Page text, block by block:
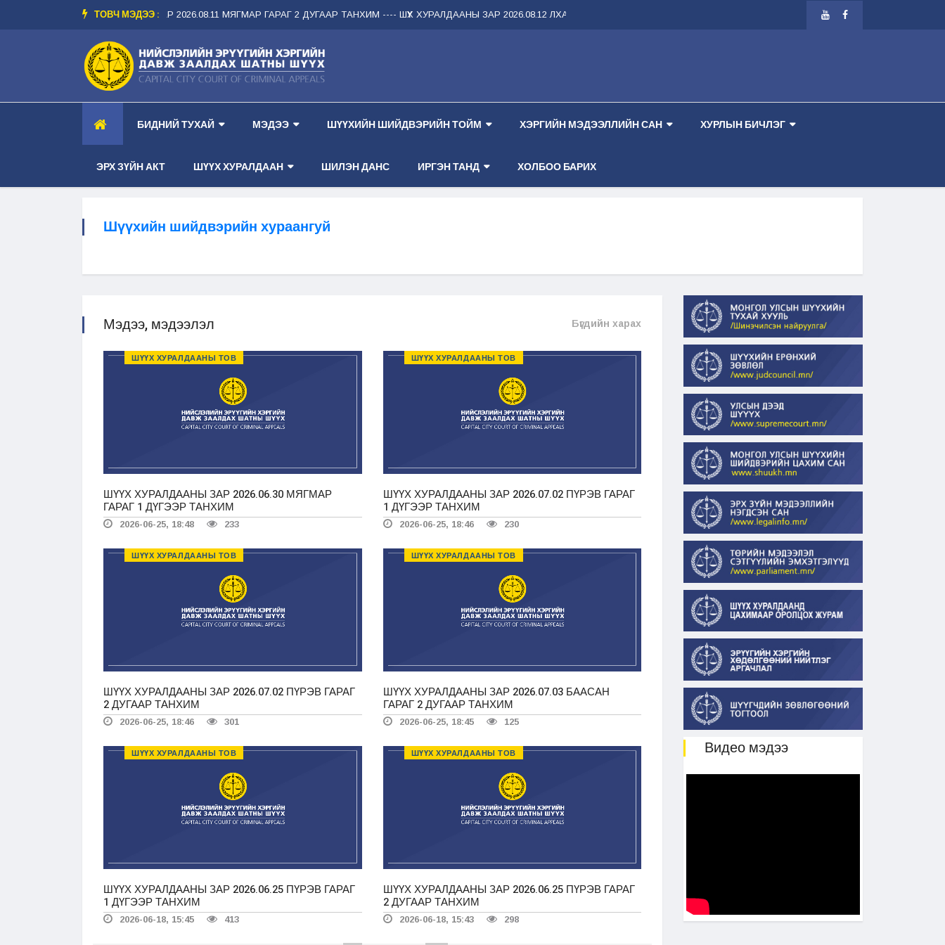
ТОВЧ МЭДЭЭ :
-- ШҮҮХ ХУРАЛДААНЫ ЗАР 2026.08.11 МЯГМАР ГАРАГ 2 ДУГААР ТАНХИМ ---- ШҮҮХ ХУРАЛДААНЫ ЗАР 2026.08.12 ЛХАГВА ГАРАГ 2 ДУГААР ТАНХИМ -- -- ШҮҮХ ХУРАЛДААНЫ ЗАР 2026.08.13 ПҮРЭВ ГАРАГ 1
БИДНИЙ ТУХАЙ МЭДЭЭ ШҮҮХИЙН ШИЙДВЭРИЙН ТОЙМ ХЭРГИЙН МЭДЭЭЛЛИЙН САН ХУРЛЫН БИЧЛЭГ
ЭРХ ЗҮЙН АКТ ШҮҮХ ХУРАЛДААН ШИЛЭН ДАНС ИРГЭН ТАНД ХОЛБОО БАРИХ
Шүүхийн шийдвэрийн хураангуй
Мэдээ, мэдээлэл Бүгдийн харах
ШҮҮХ ХУРАЛДААНЫ ТОВ
ШҮҮХ ХУРАЛДААНЫ ЗАР 2026.06.30 МЯГМАР
ГАРАГ 1 ДҮГЭЭР ТАНХИМ
2026-06-25, 18:48 233
ШҮҮХ ХУРАЛДААНЫ ТОВ
ШҮҮХ ХУРАЛДААНЫ ЗАР 2026.07.02 ПҮРЭВ ГАРАГ
1 ДҮГЭЭР ТАНХИМ
2026-06-25, 18:46 230
ШҮҮХ ХУРАЛДААНЫ ТОВ
ШҮҮХ ХУРАЛДААНЫ ЗАР 2026.07.02 ПҮРЭВ ГАРАГ
2 ДУГААР ТАНХИМ
2026-06-25, 18:46 301
ШҮҮХ ХУРАЛДААНЫ ТОВ
ШҮҮХ ХУРАЛДААНЫ ЗАР 2026.07.03 БААСАН
ГАРАГ 2 ДУГААР ТАНХИМ
2026-06-25, 18:45 125
ШҮҮХ ХУРАЛДААНЫ ТОВ
ШҮҮХ ХУРАЛДААНЫ ЗАР 2026.06.25 ПҮРЭВ ГАРАГ
1 ДҮГЭЭР ТАНХИМ
2026-06-18, 15:45 413
ШҮҮХ ХУРАЛДААНЫ ТОВ
ШҮҮХ ХУРАЛДААНЫ ЗАР 2026.06.25 ПҮРЭВ ГАРАГ
2 ДУГААР ТАНХИМ
2026-06-18, 15:43 298
Видео мэдээ